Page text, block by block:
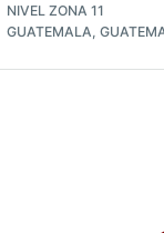
NIVEL ZONA 11
GUATEMALA,